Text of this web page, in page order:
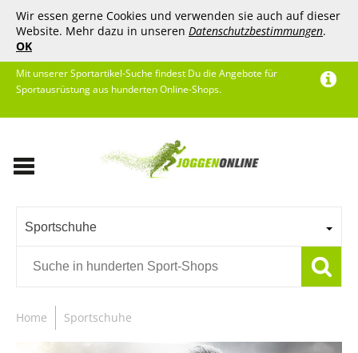
Wir essen gerne Cookies und verwenden sie auch auf dieser
Website. Mehr dazu in unseren Datenschutzbestimmungen.
OK
Mit unserer Sportartikel-Suche findest Du die Angebote für
Sportausrüstung aus hunderten Online-Shops.
Sportschuhe
Home Sportschuhe